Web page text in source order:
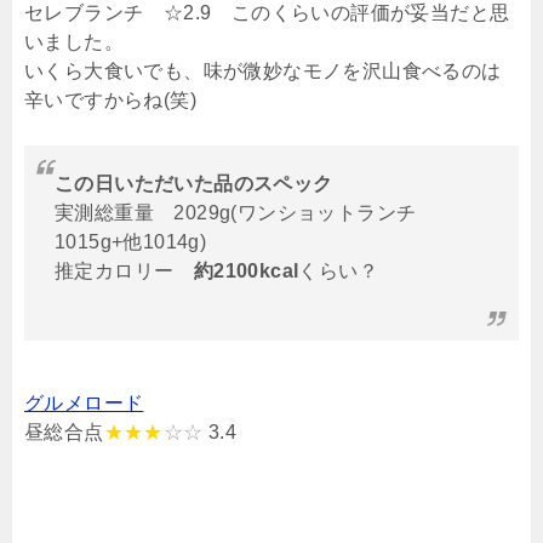
セレブランチ ☆2.9 このくらいの評価が妥当だと思
いました。
いくら大食いでも、味が微妙なモノを沢山食べるのは
辛いですからね(笑)
この日いただいた品のスペック
実測総重量 2029g(ワンショットランチ
1015g+他1014g)
推定カロリー 約2100kcal くらい？
グルメロード
昼総合点★★★ ☆☆ 3.4